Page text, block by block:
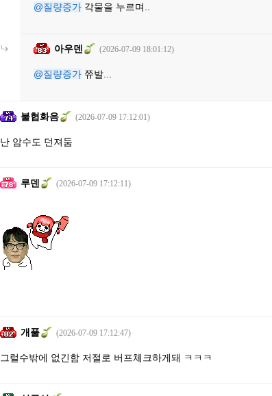
@질량증가 각물을 누르며..
아우덴 (2026-07-09 18:01:12)
@질량증가 쮸발...
불협화음 (2026-07-09 17:12:01)
난 암수도 던져둠
루덴 (2026-07-09 17:12:11)
개풀 (2026-07-09 17:12:47)
그럴수밖에 없긴함 저절로 버프체크하게돼 ㅋㅋㅋ